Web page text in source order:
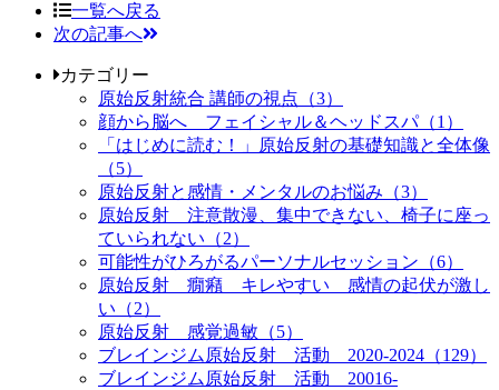
一覧へ戻る
次の記事へ
カテゴリー
原始反射統合 講師の視点（3）
顔から脳へ フェイシャル＆ヘッドスパ（1）
「はじめに読む！」原始反射の基礎知識と全体像
（5）
原始反射と感情・メンタルのお悩み（3）
原始反射 注意散漫、集中できない、椅子に座っ
ていられない（2）
可能性がひろがるパーソナルセッション（6）
原始反射 癇癪 キレやすい 感情の起伏が激し
い（2）
原始反射 感覚過敏（5）
ブレインジム原始反射 活動 2020-2024（129）
ブレインジム原始反射 活動 20016-